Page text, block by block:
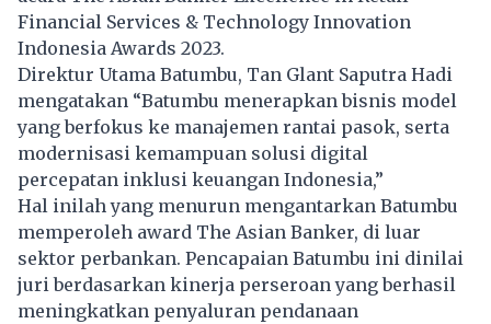
Financial Services & Technology Innovation
Indonesia Awards 2023.
Direktur Utama Batumbu, Tan Glant Saputra Hadi
mengatakan “Batumbu menerapkan bisnis model
yang berfokus ke manajemen rantai pasok, serta
modernisasi kemampuan solusi digital
percepatan inklusi keuangan Indonesia,”
Hal inilah yang menurun mengantarkan Batumbu
memperoleh award The Asian Banker, di luar
sektor perbankan. Pencapaian Batumbu ini dinilai
juri berdasarkan kinerja perseroan yang berhasil
meningkatkan penyaluran pendanaan